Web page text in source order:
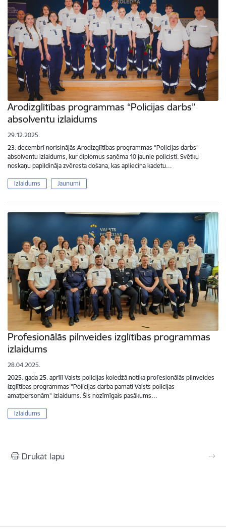
Arodizglītības programmas “Policijas darbs”
absolventu izlaidums
29.12.2025.
23. decembrī norisinājās Arodizglītības programmas “Policijas darbs”
absolventu izlaidums, kur diplomus saņēma 10 jaunie policisti. Svētku
noskaņu papildināja zvēresta došana, kas apliecina kadetu…
Izlaidums Jaunumi
Profesionālās pilnveides izglītības programmas
izlaidums
28.04.2025.
2025. gada 25. aprīlī Valsts policijas koledžā notika profesionālās pilnveides
izglītības programmas "Policijas darba pamati Valsts policijas
amatpersonām" izlaidums. Šis nozīmīgais pasākums…
Izlaidums
Drukāt lapu